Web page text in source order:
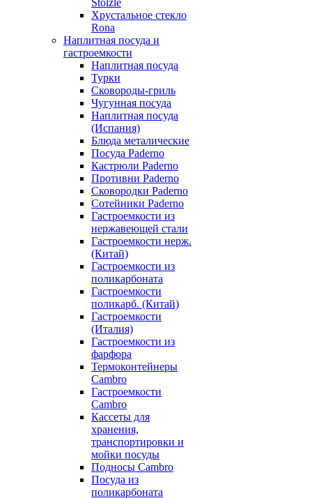
Хрустальное стекло
Rona
Наплитная посуда и
гастроемкости
Наплитная посуда
Турки
Сковороды-гриль
Чугунная посуда
Наплитная посуда
(Испания)
Блюда металические
Посуда Paderno
Кастрюли Paderno
Противни Paderno
Сковородки Paderno
Сотейники Paderno
Гастроемкости из
нержавеющей стали
Гастроемкости нерж.
(Китай)
Гастроемкости из
поликарбоната
Гастроемкости
поликарб. (Китай)
Гастроемкости
(Италия)
Гастроемкости из
фарфора
Термоконтейнеры
Cambro
Гастроемкости
Cambro
Кассеты для
хранения,
транспортировки и
мойки посуды
Подносы Cambro
Посуда из
поликарбоната